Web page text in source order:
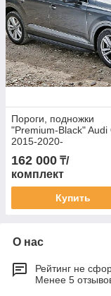
Пороги, подножки
"Premium-Black" Audi
2015-2020-
162 000 ₸/
комплект
Купить
О нас
Рейтинг не
Менее 5